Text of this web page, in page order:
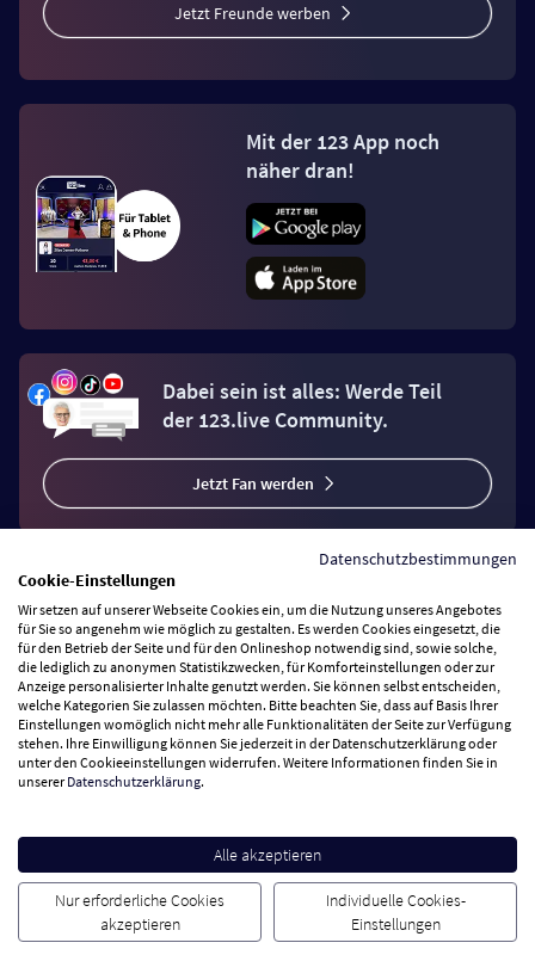
Jetzt Freunde werben
Mit der 123 App noch
näher dran!
Dabei sein ist alles: Werde Teil
der 123.live Community.
Jetzt Fan werden
Vertrag widerrufen
Zahlungsarten
Wir versenden mit
Besuchen Sie uns
Cookie Einstellungen AGB Datenschutz Impressum
Datenschutzbestimmungen
Cookie-Einstellungen
Wir setzen auf unserer Webseite Cookies ein, um die Nutzung unseres Angebotes
für Sie so angenehm wie möglich zu gestalten. Es werden Cookies eingesetzt, die
für den Betrieb der Seite und für den Onlineshop notwendig sind, sowie solche,
die lediglich zu anonymen Statistikzwecken, für Komforteinstellungen oder zur
Anzeige personalisierter Inhalte genutzt werden. Sie können selbst entscheiden,
welche Kategorien Sie zulassen möchten. Bitte beachten Sie, dass auf Basis Ihrer
Einstellungen womöglich nicht mehr alle Funktionalitäten der Seite zur Verfügung
stehen. Ihre Einwilligung können Sie jederzeit in der Datenschutzerklärung oder
unter den Cookieeinstellungen widerrufen. Weitere Informationen finden Sie in
unsererDatenschutzerklärung.
Alle akzeptieren
Nur erforderliche Cookies
akzeptieren
Individuelle Cookies-
Einstellungen